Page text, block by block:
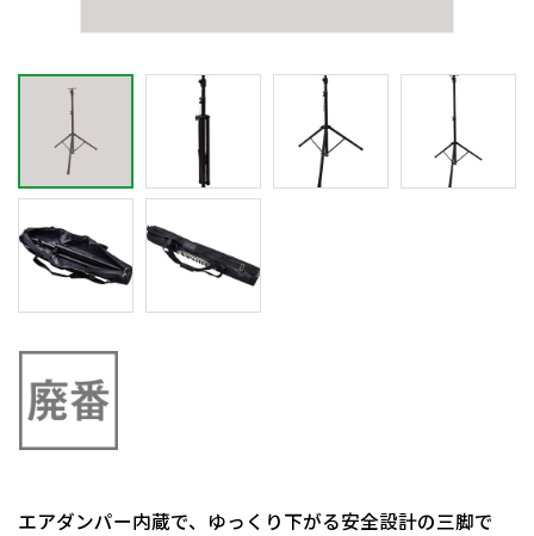
エアダンパー内蔵で、ゆっくり下がる安全設計の三脚で